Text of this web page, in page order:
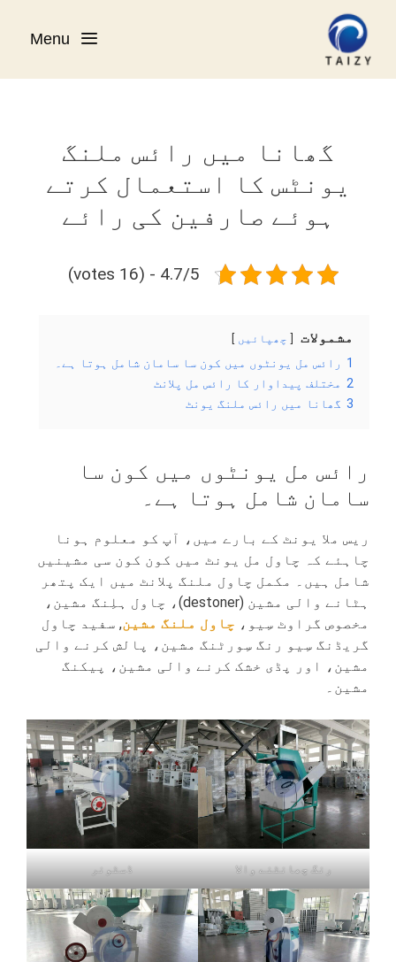
content
Menu
گھانا میں رائس ملنگ
یونٹس کا استعمال کرتے
ہوئے صارفین کی رائے
4.7/5 - (16 votes)
مشمولات چھپائیں
1 رائس مل یونٹوں میں کون سا سامان شامل ہوتا ہے۔
2 مختلف پیداوار کا رائس مل پلانٹ
3 گھانا میں رائس ملنگ یونٹ
رائس مل یونٹوں میں کون سا
سامان شامل ہوتا ہے۔
ریس ملا یونٹ کے بارے میں، آپ کو معلوم ہونا
چاہئے کہ چاول مل یونٹ میں کون کون سی مشینیں
شامل ہیں۔ مکمل چاول ملنگ پلانٹ میں ایک پتھر
ہٹانے والی مشین (destoner)، چاول ہلِنگ مشین،
مخصوص گراوٹ سِیو، چاول ملنگ مشین, سفید چاول
گریڈنگ سِیو رنگ سِورٹنگ مشین، پالش کرنے والی
مشین، اور پڈی خشک کرنے والی مشین، پیکنگ
مشین۔
رنگ چھانٹنے والا ڈسٹونر